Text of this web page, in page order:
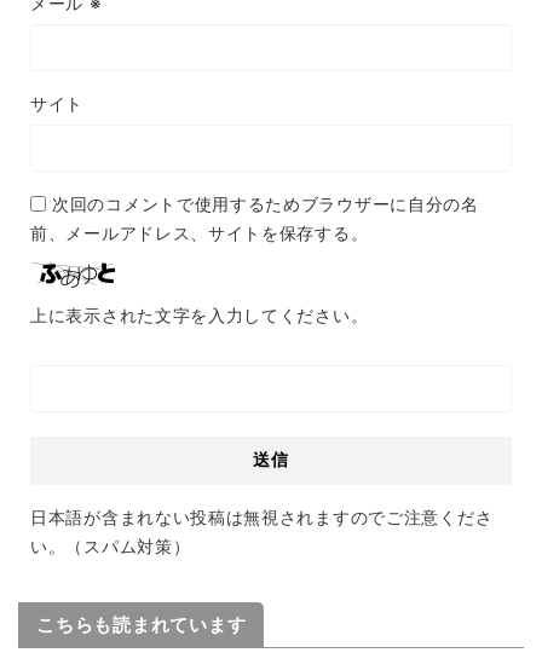
サイト
次回のコメントで使用するためブラウザーに自分の名
前、メールアドレス、サイトを保存する。
上に表示された文字を入力してください。
日本語が含まれない投稿は無視されますのでご注意くださ
い。（スパム対策）
こちらも読まれています